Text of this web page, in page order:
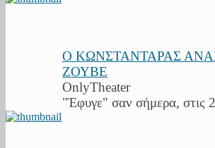
Ο ΚΩΝΣΤΑΝΤΑΡΑΣ
ΖΟΥΒΕ
OnlyTheater
"Έφυγε" σαν σήμερα, στις